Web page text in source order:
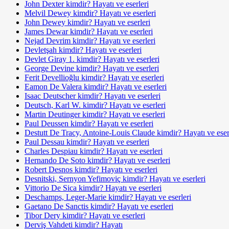
John Dexter kimdir? Hayatı ve eserleri
Melvil Dewey kimdir? Hayatı ve eserleri
John Dewey kimdir? Hayatı ve eserleri
James Dewar kimdir? Hayatı ve eserleri
Nejad Devrim kimdir? Hayatı ve eserleri
Devletşah kimdir? Hayatı ve eserleri
Devlet Giray 1. kimdir? Hayatı ve eserleri
George Devine kimdir? Hayatı ve eserleri
Ferit Devellioğlu kimdir? Hayatı ve eserleri
Eamon De Valera kimdir? Hayatı ve eserleri
Isaac Deutscher kimdir? Hayatı ve eserleri
Deutsch, Karl W. kimdir? Hayatı ve eserleri
Martin Deutinger kimdir? Hayatı ve eserleri
Paul Deussen kimdir? Hayatı ve eserleri
Destutt De Tracy, Antoine-Louis Claude kimdir? Hayatı ve
Paul Dessau kimdir? Hayatı ve eserleri
Charles Despiau kimdir? Hayatı ve eserleri
Hernando De Soto kimdir? Hayatı ve eserleri
Robert Desnos kimdir? Hayatı ve eserleri
Desnitski, Sernyon Yefimoviç kimdir? Hayatı ve eserleri
Vittorio De Sica kimdir? Hayatı ve eserleri
Deschamps, Leger-Marie kimdir? Hayatı ve eserleri
Gaetano De Sanctis kimdir? Hayatı ve eserleri
Tibor Dery kimdir? Hayatı ve eserleri
Derviş Vah­deti kimdir? Hayatı